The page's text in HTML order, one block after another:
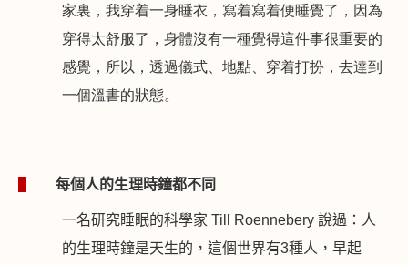
家裏，我穿着一身睡衣，寫着寫着便睡覺了，因為
穿得太舒服了，身體沒有一種覺得這件事很重要的
感覺，所以，透過儀式、地點、穿着打扮，去達到
一個溫書的狀態。
每個人的生理時鐘都不同
一名研究睡眠的科學家 Till Roennebery 說過：人
的生理時鐘是天生的，這個世界有3種人，早起